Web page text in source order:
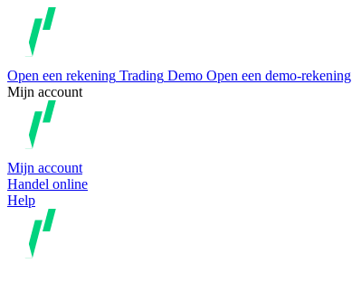
Open een rekening Trading Demo Open een demo-rekening
Mijn account
Mijn account
Handel online
Help